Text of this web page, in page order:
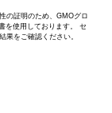
の証明のため、GMOグロ
を使用しております。 セ
果をご確認ください。